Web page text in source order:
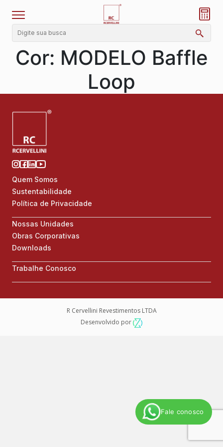
Fale conosco
Cor: MODELO Baffle
Loop
Quem Somos
Sustentabilidade
Política de Privacidade
Nossas Unidades
Obras Corporativas
Downloads
Trabalhe Conosco
R Cervellini Revestimentos LTDA
Desenvolvido por